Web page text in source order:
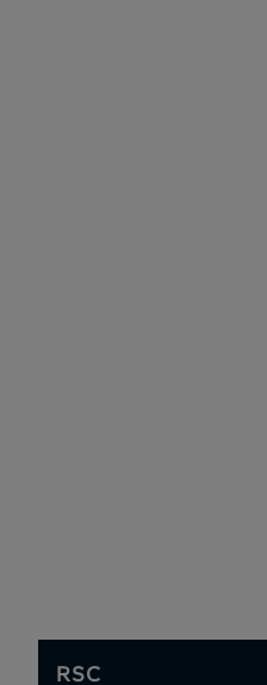
RSC